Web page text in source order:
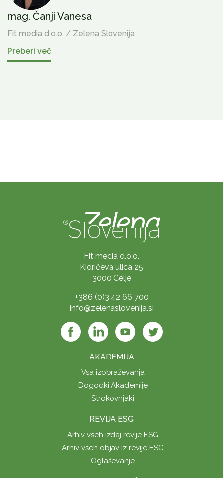
mag. Čanji Vanesa
Fit media d.o.o. / Zelena Slovenija
Preberi več
Fit media d.o.o.
Kidričeva ulica 25
3000 Celje
+386 (0)3 42 66 700
info@zelenaslovenija.si
AKADEMIJA
Vsa izobraževanja
Dogodki Akademije
Strokovnjaki
REVIJA ESG
Arhiv vseh izdaj revije ESG
Arhiv vseh objav iz revije ESG
Oglaševanje